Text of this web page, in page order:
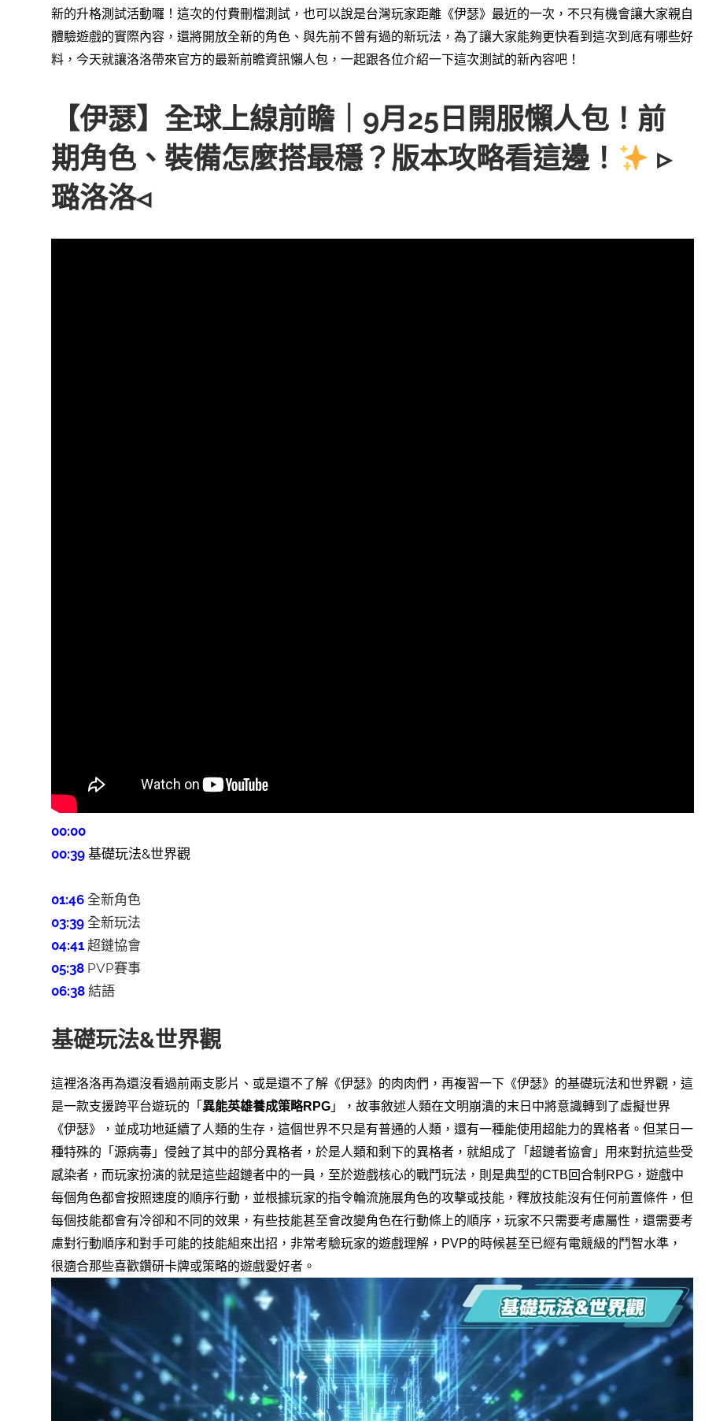
新的升格測試活動囉！ 這次的付費刪檔測試，也可以說是台灣玩家距離《伊瑟》最近的一次， 不只有機會讓大家親自
體驗遊戲的實際內容， 還將開放全新的角色、與先前不曾有過的新玩法， 為了讓大家能夠更快看到這次到底有哪些好
料， 今天就讓洛洛帶來官方的最新前瞻資訊懶人包， 一起跟各位介紹一下這次測試的新內容吧！
【伊瑟】全球上線前瞻｜9月25日開服懶人包！前
期角色、裝備怎麼搭最穩？版本攻略看這邊！
▹
璐洛洛◃
00:00
00:39 基礎玩法&世界觀
01:46 全新角色
03:39全新玩法
04:41 超鏈協會
05:38 PVP賽事
06:38結語
基礎玩法&世界觀
這裡洛洛再為還沒看過前兩支影片、或是還不了解《伊瑟》的肉肉們， 再複習一下《伊瑟》的基礎玩法和世界觀， 這
是一款支援跨平台遊玩的「異能英雄養成策略RPG」， 故事敘述人類在文明崩潰的末日中將意識轉到了虛擬世界
《伊瑟》， 並成功地延續了人類的生存， 這個世界不只是有普通的人類，還有一種能使用超能力的異格者。 但某日一
種特殊的「源病毒」侵蝕了其中的部分異格者， 於是人類和剩下的異格者， 就組成了「超鏈者協會」用來對抗這些受
感染者， 而玩家扮演的就是這些超鏈者中的一員， 至於遊戲核心的戰鬥玩法，則是典型的CTB回合制 RPG， 遊戲中
每個角色都會按照速度的順序行動， 並根據玩家的指令輪流施展角色的攻擊或技能， 釋放技能沒有任何前置條件，但
每個技能都會有冷卻和不同的效果， 有些技能甚至會改變角色在行動條上的順序， 玩家不只需要考慮屬性，還需要考
慮對行動順序和對手可能的技能組來出招， 非常考驗玩家的遊戲理解， PVP的時候甚至已經有電競級的鬥智水準，
很適合那些喜歡鑽研卡牌或策略的遊戲愛好者。